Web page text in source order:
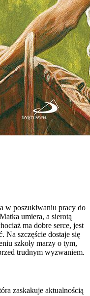
w poszukiwaniu pracy do
umiera, a sierotą
ma dobre serce, jest
Na szczęście dostaje się
szkoły marzy o tym,
trudnym wyzwaniem.
zaskakuje aktualnością